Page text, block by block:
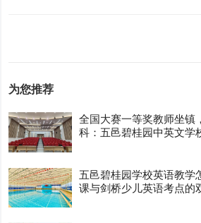
为您推荐
全国大赛一等奖教师坐镇
科：五邑碧桂园中英文学
五邑碧桂园学校英语教学
课与剑桥少儿英语考点的